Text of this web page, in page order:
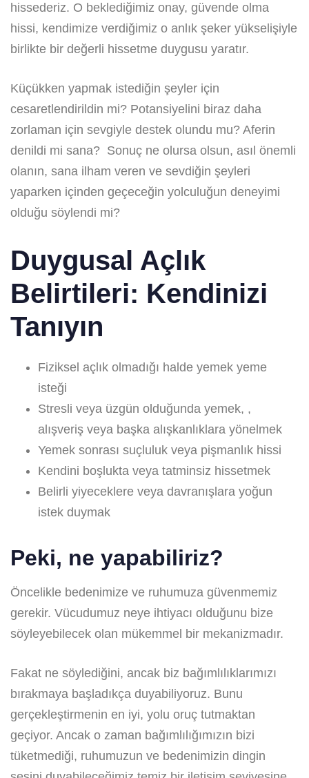
hissederiz. O beklediğimiz onay, güvende olma
hissi, kendimize verdiğimiz o anlık şeker yükselişiyle
birlikte bir değerli hissetme duygusu yaratır.
Küçükken yapmak istediğin şeyler için
cesaretlendirildin mi? Potansiyelini biraz daha
zorlaman için sevgiyle destek olundu mu? Aferin
denildi mi sana? Sonuç ne olursa olsun, asıl önemli
olanın, sana ilham veren ve sevdiğin şeyleri
yaparken içinden geçeceğin yolculuğun deneyimi
olduğu söylendi mi?
Duygusal Açlık
Belirtileri: Kendinizi
Tanıyın
Fiziksel açlık olmadığı halde yemek yeme
isteği
Stresli veya üzgün olduğunda yemek, ,
alışveriş veya başka alışkanlıklara yönelmek
Yemek sonrası suçluluk veya pişmanlık hissi
Kendini boşlukta veya tatminsiz hissetmek
Belirli yiyeceklere veya davranışlara yoğun
istek duymak
Peki, ne yapabiliriz?
Öncelikle bedenimize ve ruhumuza güvenmemiz
gerekir. Vücudumuz neye ihtiyacı olduğunu bize
söyleyebilecek olan mükemmel bir mekanizmadır.
Fakat ne söylediğini, ancak biz bağımlılıklarımızı
bırakmaya başladıkça duyabiliyoruz. Bunu
gerçekleştirmenin en iyi, yolu oruç tutmaktan
geçiyor. Ancak o zaman bağımlılığımızın bizi
tüketmediği, ruhumuzun ve bedenimizin dingin